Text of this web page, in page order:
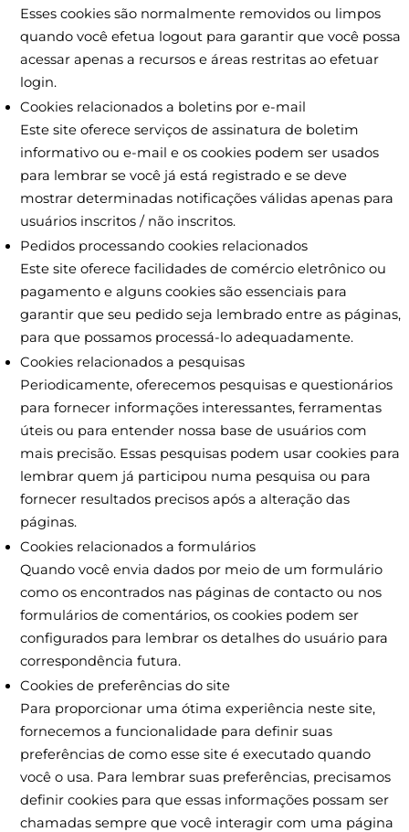
Esses cookies são normalmente removidos ou limpos
quando você efetua logout para garantir que você possa
acessar apenas a recursos e áreas restritas ao efetuar
login.
Cookies relacionados a boletins por e-mail
Este site oferece serviços de assinatura de boletim
informativo ou e-mail e os cookies podem ser usados ​​
para lembrar se você já está registrado e se deve
mostrar determinadas notificações válidas apenas para
usuários inscritos / não inscritos.
Pedidos processando cookies relacionados
Este site oferece facilidades de comércio eletrônico ou
pagamento e alguns cookies são essenciais para
garantir que seu pedido seja lembrado entre as páginas,
para que possamos processá-lo adequadamente.
Cookies relacionados a pesquisas
Periodicamente, oferecemos pesquisas e questionários
para fornecer informações interessantes, ferramentas
úteis ou para entender nossa base de usuários com
mais precisão. Essas pesquisas podem usar cookies para
lembrar quem já participou numa pesquisa ou para
fornecer resultados precisos após a alteração das
páginas.
Cookies relacionados a formulários
Quando você envia dados por meio de um formulário
como os encontrados nas páginas de contacto ou nos
formulários de comentários, os cookies podem ser
configurados para lembrar os detalhes do usuário para
correspondência futura.
Cookies de preferências do site
Para proporcionar uma ótima experiência neste site,
fornecemos a funcionalidade para definir suas
preferências de como esse site é executado quando
você o usa. Para lembrar suas preferências, precisamos
definir cookies para que essas informações possam ser
chamadas sempre que você interagir com uma página